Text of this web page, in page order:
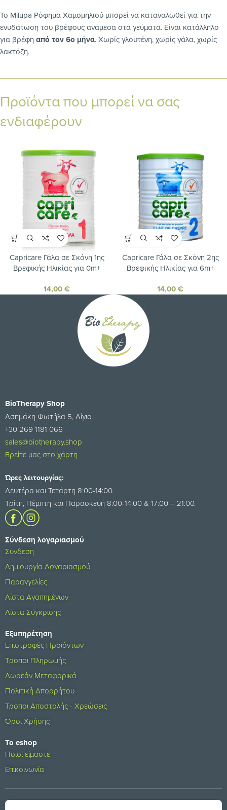
Το Milupa Ρόφημα Χαμομηλιού μπορεί να καταναλωθεί για την
ενυδάτωση του βρέφους ανάμεσα στα γεύματα. Είναι κατάλληλο
για βρέφη από τον 6ο μήνα. Χωρίς γλουτένη, χωρίς γάλα, χωρίς
λακτόζη.
Προϊόντα που μπορεί να σας
ενδιαφέρουν
Capricare Γάλα σε Σκόνη 1ης
Βρεφικής Ηλικίας για 0m+
14,00€
Capricare Γάλα σε Σκόνη 2ης
Βρεφικής Ηλικίας για 6m+
14,00€
BioTherapy Shop
Ασημάκη Φωτήλα 5, Αίγιο
+30 269 1181 066
sales@biotherapy.shop
Βρείτε μας στο χάρτη
Ώρες λειτουργίας:
Δευτέρα και Τετάρτη 8:00-14:00.
Τρίτη, Πέμπτη και Παρασκευή 8:00-14:00 & 17:00 – 21:00.
Σύνδεση λογαριασμού
Σύνδεση
Δημιουργία Λογαριασμού
Παραγγελίες
Λίστα Αγαπημένων
Λίστα Σύγκρισης
Εξυπηρέτηση
Επιστροφές Προϊόντων
Τρόποι Πληρωμής
Δωρεάν Μεταφορικά
Πολιτική Απορρήτου
Τρόποι Αποστολής - Χρεώσεις
Όροι Χρήσης
Το eshop
Ποιοι είμαστε
Επικοινωνία